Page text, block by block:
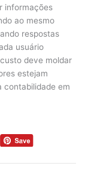
informações
ao mesmo
respostas
usuário
deve moldar
estejam
contabilidade em